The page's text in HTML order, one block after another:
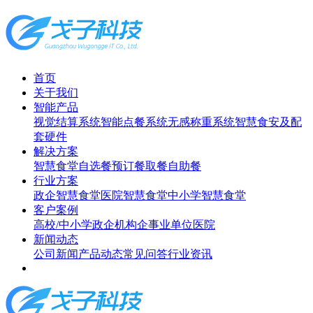
首页
关于我们
智能产品
视觉结算系统智能点餐系统无感称重系统智慧食安及配
套硬件
解决方案
智慧食堂自选餐预订餐取餐自助餐
行业方案
政企智慧食堂医院智慧食堂中小学智慧食堂
客户案例
高校/中小学政企机构企事业单位医院
新闻动态
公司新闻产品动态常见问答行业资讯